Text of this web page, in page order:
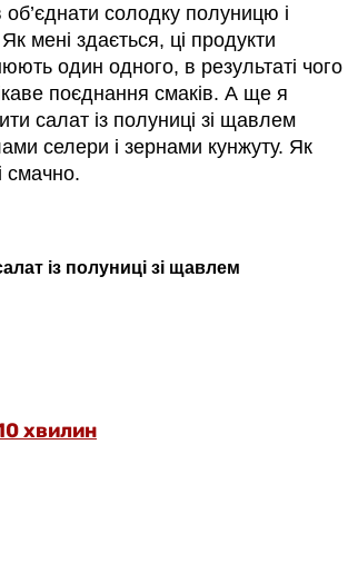
солодку полуницю і
мені здається, ці продукти
один одного, в результаті чого
поєднання смаків. А ще я
салат із полуниці зі щавлем
селери і зернами кунжуту. Як
смачно.
із полуниці зі щавлем
хвилин